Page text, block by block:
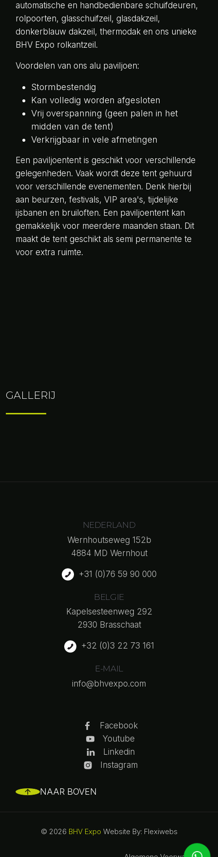
automatische en handbedienbare schuifdeuren,
rolpoorten, glasschuifzeil, glasdakzeil,
donkerblauw dakzeil, thermodak en ons unieke
BHV Expo rolkantzeil.
Voordelen van ons alu paviljoen:
Stormbestendig
Kan volledig worden afgesloten
Vrij overspanning (geen palen in het
midden van de tent)
Verkrijgbaar in vele afmetingen
Een paviljoentent is geschikt voor verschillende
gelegenheden. Vaak wordt deze tent gehuurd
voor verschillende evenementen. Denk hierbij
aan beurzen, festivals, VIP area's, tijdelijke
ijsbanen en bruiloften. Een paviljoentent kan
gemakkelijk voor meerdere maanden staan. Dit
maakt de tent geschikt als semi permanente te
voor extra ruimte.
GALLERIJ
NEDERLAND
Wernhoutseweg 152b
4884 MD Wernhout
+31 (0)76 59 90 000
BELGIE
Kapelsesteenweg 292
2930 Brasschaat
+32 (0)3 22 73 161
E-MAIL
info@bhvexpo.com
Facebook
Youtube
Linkedin
Instagram
NAAR BOVEN
© 2026 BHV Expo Website By: Flexiwebs